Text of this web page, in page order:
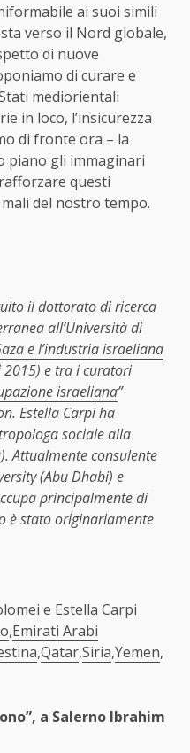
ai suoi simili
verso il Nord globale,
di nuove
di curare e
mediorientali
in loco, l’insicurezza
di fronte ora – la
piano gli immaginari
rafforzare questi
del nostro tempo.
il dottorato di ricerca
all’Università di
e l’industria israeliana
2015) e tra i curatori
israeliana”
Estella Carpi ha
sociale alla
Attualmente consulente
(Abu Dhabi) e
principalmente di
è stato originariamente
e Estella Carpi
,Emirati Arabi
,Qatar,Siria,Yemen,
a Salerno Ibrahim